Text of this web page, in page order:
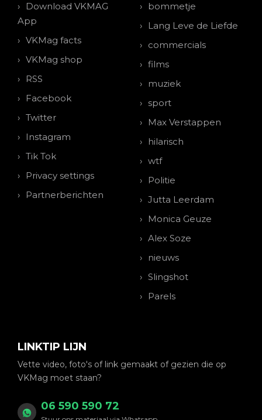
Download VKMAG
App
VKMag facts
VKMag shop
RSS
Facebook
Twitter
Instagram
Tik Tok
Privacy settings
Partnerberichten
bommetje
Lang Leve de Liefde
commercials
films
muziek
sport
Max Verstappen
hilarisch
wtf
Politie
Jutta Leerdam
Monica Geuze
Alex Soze
nieuws
Slingshot
Parels
LINKTIP LIJN
Vette video, foto's of link gemaakt of gezien die op
VKMag moet staan?
06 590 590 72